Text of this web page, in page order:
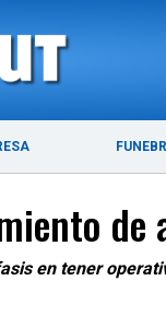
PUERTO MADRYN
de
en tener